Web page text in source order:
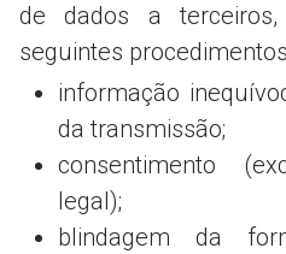
de dados a
seguintes
informação
da transmissão;
consentimento
legal);
blindagem da